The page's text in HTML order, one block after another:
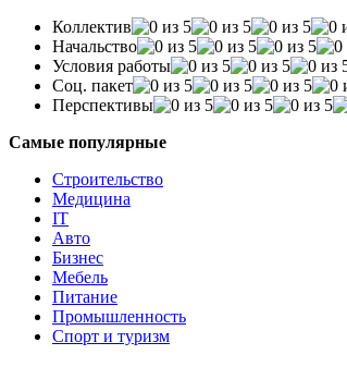
Коллектив
Начальство
Условия работы
Соц. пакет
Перспективы
Самые популярные
Строительство
Медицина
IT
Авто
Бизнес
Мебель
Питание
Промышленность
Спорт и туризм